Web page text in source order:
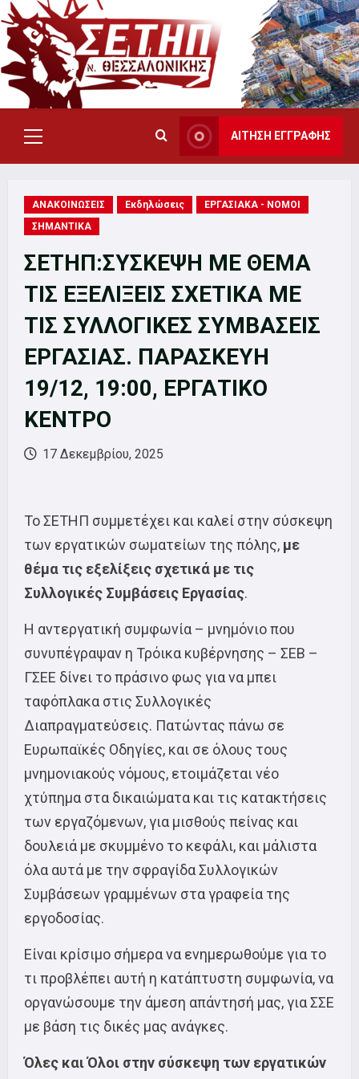
Skip
to
content
Primary
Menu
ΑΙΤΗΣΗ ΕΓΓΡΑΦΗΣ
ΑΝΑΚΟΙΝΩΣΕΙΣ Εκδηλώσεις
ΕΡΓΑΣΙΑΚΑ - ΝΟΜΟΙ
ΣΗΜΑΝΤΙΚΑ
ΣΕΤΗΠ:ΣΥΣΚΕΨΗ ΜΕ ΘΕΜΑ
ΤΙΣ ΕΞΕΛΙΞΕΙΣ ΣΧΕΤΙΚΑ ΜΕ
ΤΙΣ ΣΥΛΛΟΓΙΚΕΣ ΣΥΜΒΑΣΕΙΣ
ΕΡΓΑΣΙΑΣ. ΠΑΡΑΣΚΕΥΗ
19/12, 19:00, ΕΡΓΑΤΙΚΟ
ΚΕΝΤΡΟ
17 Δεκεμβρίου, 2025
Το ΣΕΤΗΠ συμμετέχει και καλεί στην σύσκεψη
των εργατικών σωματείων της πόλης, με
θέμα τις εξελίξεις σχετικά με τις
Συλλογικές Συμβάσεις Εργασίας.
Η αντεργατική συμφωνία – μνημόνιο που
συνυπέγραψαν η Τρόικα κυβέρνησης – ΣΕΒ –
ΓΣΕΕ δίνει το πράσινο φως για να μπει
ταφόπλακα στις Συλλογικές
Διαπραγματεύσεις. Πατώντας πάνω σε
Ευρωπαϊκές Οδηγίες, και σε όλους τους
μνημονιακούς νόμους, ετοιμάζεται νέο
χτύπημα στα δικαιώματα και τις κατακτήσεις
των εργαζόμενων, για μισθούς πείνας και
δουλειά με σκυμμένο το κεφάλι, και μάλιστα
όλα αυτά με την σφραγίδα Συλλογικών
Συμβάσεων γραμμένων στα γραφεία της
εργοδοσίας.
Είναι κρίσιμο σήμερα να ενημερωθούμε για το
τι προβλέπει αυτή η κατάπτυστη συμφωνία, να
οργανώσουμε την άμεση απάντησή μας, για ΣΣΕ
με βάση τις δικές μας ανάγκες.
Όλες και Όλοι στην σύσκεψη των εργατικών